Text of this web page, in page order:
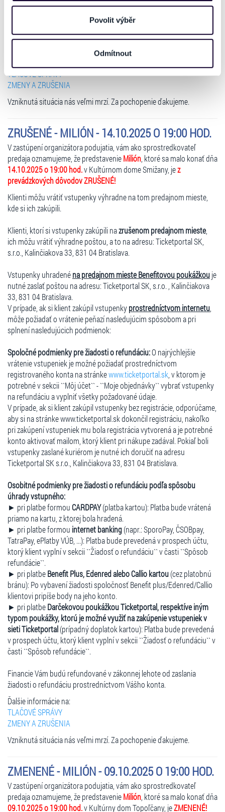
používáme např. k analýze návštěvnosti webu nebo k
personalizaci obsahu a reklam. Tyto informace můžeme
také sdílet se svými partnery pro sociální média, inzerci
a analýzy. Partneři tyto údaje mohou zkombinovat s
dalšími informacemi, které jste jim poskytli nebo které
získali v důsledku toho, že používáte jejich služby. Jaké
typy cookies používáme, naleznete níže. Možnosti
volbu můžete kdykoliv změnit v zápatí stránky v záložce
Povolit výběr
Odmítnout
Financie Vám budú refundované v zákonnej lehote od zaslania
TLAČOVÉ SPRÁVY
ZMENY A ZRUŠENIA
Vzniknutá situácia nás veľmi mrzí. Za pochopenie ďakujeme.
ZRUŠENÉ - MILIÓN - 14.10.2025 O 19:00 HOD.
V zastúpení organizátora podujatia, vám ako sprostredkovateľ
predaja oznamujeme, že predstavenieMilión , ktoré sa malo konať dňa
14.10.2025 o 19:00 hod.v Kultúrnom dome Smižany, jez
prevádzkových dôvodov ZRUŠENÉ!
Klienti môžu vrátiť vstupenky výhradne na tom predajnom mieste,
kde si ich zakúpili.
Klienti, ktorí si vstupenky zakúpili nazrušenom predajnom mieste,
ich môžu vrátiť výhradne poštou, a to na adresu: Ticketportal SK,
s.r.o., Kalinčiakova 33, 831 04 Bratislava.
Vstupenky uhradenéna predajnom mieste Benefitovou poukážkouje
nutné zaslať poštou na adresu: Ticketportal SK, s.r.o. , Kalinčiakova
33, 831 04 Bratislava.
V prípade, ak si klient zakúpil vstupenkyprostredníctvom internetu
môže požiadať o vrátenie peňazí nasledujúcim spôsobom a pri
splnení nasledujúcich podmienok:
Spoločné podmienky pre žiadosti o refundáciu:O najrýchlejšie
vrátenie vstupeniek je možné požiadať prostredníctvom
registrovaného konta na stránkewww.ticketportal.sk , v ktorom je
potrebné v sekcii ``Môj účet`` - ``Moje objednávky`` vybrať vstupenky
na refundáciu a vyplniť všetky požadované údaje.
V prípade, ak si klient zakúpil vstupenky bez registrácie, odporúčame,
aby si na stránke www.ticketportal.sk dokončil registráciu, nakoľko
pri zakúpení vstupeniek mu bola registrácia vytvorená a je potrebné
konto aktivovať mailom, ktorý klient pri nákupe zadával. Pokiaľ boli
vstupenky zaslané kuriérom je nutné ich doručiť na adresu
Ticketportal SK s.r.o., Kalinčiakova 33, 831 04 Bratislava.
Osobitné podmienky pre žiadosti o refundáciu podľa spôsobu
úhrady vstupného:
► pri platbe formouCARDPAY(platba kartou): Platba bude vrátená
priamo na kartu, z ktorej bola hradená.
► pri platbe formou internet banking(napr.: SporoPay, ČSOBpay,
TatraPay, ePlatby VÚB, ...): Platba bude prevedená v prospech účtu,
ktorý klient vyplní v sekcii ``Žiadosť o refundáciu`` v časti ``Spôsob
refundácie``.
► pri platbeBenefit Plus, Edenred alebo Callio kartou(cez platobnú
bránu): Po vybavení žiadosti spoločnosť Benefit plus/Edenred/Callio
klientovi pripíše body na jeho konto.
► pri platbeDarčekovou poukážkou Ticketportal, respektíve iným
typom poukážky, ktorú je možné využiť na zakúpenie vstupeniek v
sieti Ticketportal(prípadný doplatok kartou): Platba bude prevedená
v prospech účtu, ktorý klient vyplní v sekcii ``Žiadosť o refundáciu`` v
časti ``Spôsob refundácie``.
Financie Vám budú refundované v zákonnej lehote od zaslania
žiadosti o refundáciu prostredníctvom Vášho konta.
Ďalšie informácie na:
TLAČOVÉ SPRÁVY
ZMENY A ZRUŠENIA
Vzniknutá situácia nás veľmi mrzí. Za pochopenie ďakujeme.
ZMENENÉ - MILIÓN - 09.10.2025 O 19:00 HOD.
V zastúpení organizátora podujatia, vám ako sprostredkovateľ
predaja oznamujeme, že predstavenieMilión , ktoré sa malo konať dňa
09.10.2025 o 19:00 hod.v Kultúrny dom Topoľčany, jeZMENENÉ!